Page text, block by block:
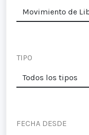
TIPO
FECHA DESDE